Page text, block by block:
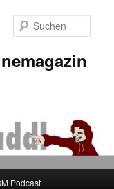
Podcast